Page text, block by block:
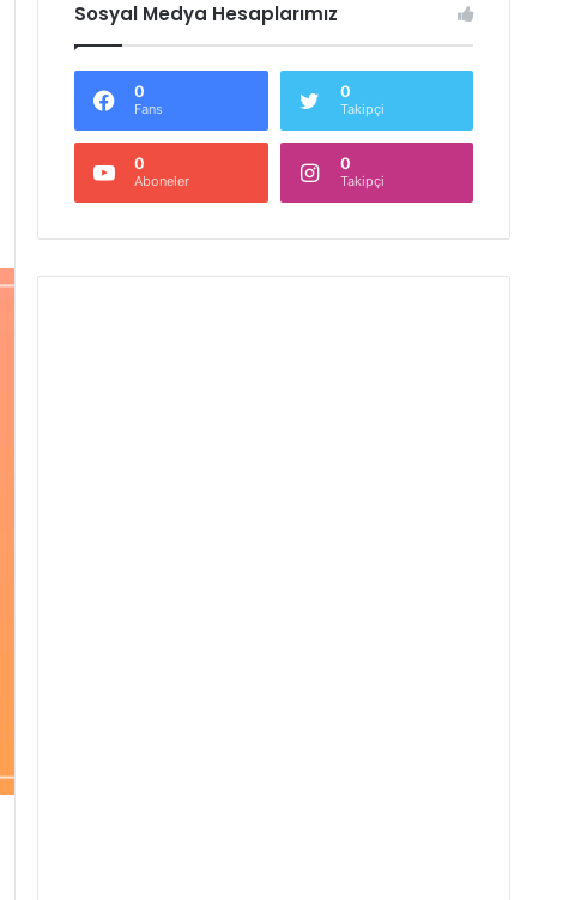
Sosyal Medya Hesaplarımız
0
Fans
0
Takipçi
0
Aboneler
0
Takipçi